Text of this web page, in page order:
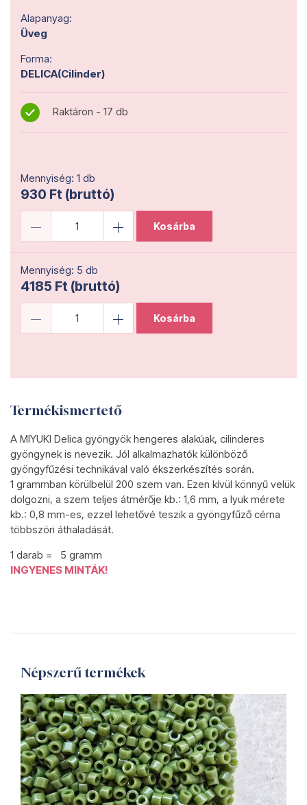
Alapanyag:
Üveg
Forma:
DELICA(Cilinder)
Raktáron - 17 db
Mennyiség: 1 db
930 Ft (bruttó)
Kosárba
Mennyiség: 5 db
4185 Ft (bruttó)
Kosárba
Termékismertető
A MIYUKI Delica gyöngyök hengeres alakúak, cilinderes
gyöngynek is nevezik. Jól alkalmazhatók különböző
gyöngyfűzési technikával való ékszerkészítés során.
1 grammban körülbelül 200 szem van. Ezen kívül könnyű velük
dolgozni, a szem teljes átmérője kb.: 1,6 mm, a lyuk mérete
kb.: 0,8 mm-es, ezzel lehetővé teszik a gyöngyfűző cérna
többszöri áthaladását.
1 darab = 5 gramm
INGYENES MINTÁK!
Népszerű termékek